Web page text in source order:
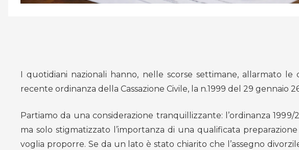
I quotidiani nazionali hanno, nelle scorse settimane, allarmato
recente ordinanza della Cassazione Civile, la n.1999 del 29 gennaio
Partiamo da una considerazione tranquillizzante: l’ordinanza
ma solo stigmatizzato l’importanza di una qualificata
voglia proporre. Se da un lato è stato chiarito che l’assegno